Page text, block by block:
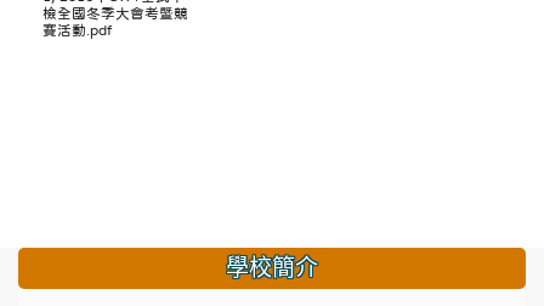
檢全國冬季大會考暨競
賽活動.pdf
學校簡介